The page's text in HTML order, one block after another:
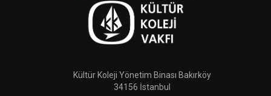
Kültür Koleji Yönetim Binası Bakırköy
34156 İstanbul